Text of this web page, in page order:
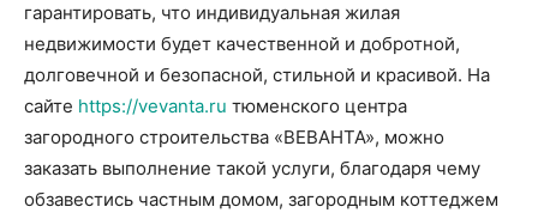
гарантировать, что индивидуальная жилая
недвижимости будет качественной и добротной,
долговечной и безопасной, стильной и красивой. На
сайте https://vevanta.ru тюменского центра
загородного строительства «ВЕВАНТА», можно
заказать выполнение такой услуги, благодаря чему
обзавестись частным домом, загородным коттеджем